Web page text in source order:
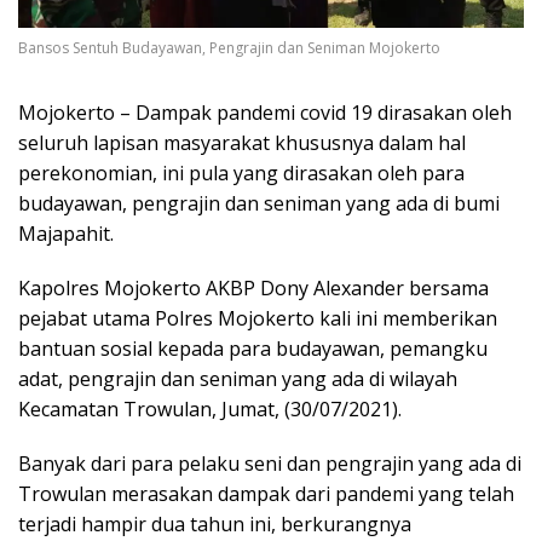
Bansos Sentuh Budayawan, Pengrajin dan Seniman Mojokerto
Mojokerto – Dampak pandemi covid 19 dirasakan oleh
seluruh lapisan masyarakat khususnya dalam hal
perekonomian, ini pula yang dirasakan oleh para
budayawan, pengrajin dan seniman yang ada di bumi
Majapahit.
Kapolres Mojokerto AKBP Dony Alexander bersama
pejabat utama Polres Mojokerto kali ini memberikan
bantuan sosial kepada para budayawan, pemangku
adat, pengrajin dan seniman yang ada di wilayah
Kecamatan Trowulan, Jumat, (30/07/2021).
Banyak dari para pelaku seni dan pengrajin yang ada di
Trowulan merasakan dampak dari pandemi yang telah
terjadi hampir dua tahun ini, berkurangnya